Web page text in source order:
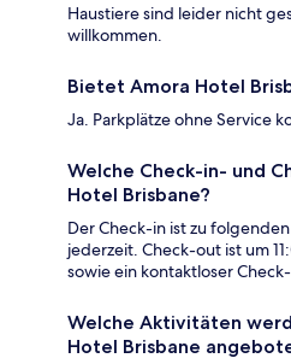
Haustiere sind leider nicht
willkommen.
Bietet Amora Hotel
Ja. Parkplätze ohne Service
Welche Check-in- und
Hotel Brisbane?
Der Check-in ist zu
jederzeit. Check-out ist um
sowie ein kontaktloser
Welche Aktivitäten
Hotel Brisbane